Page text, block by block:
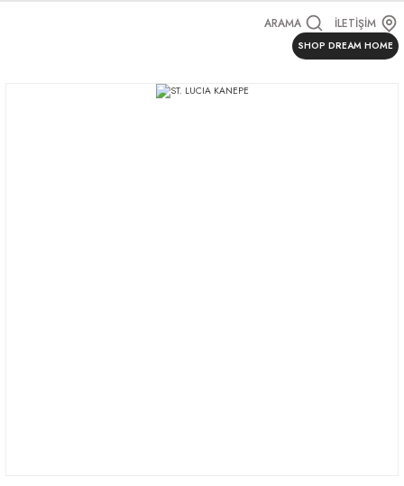
ARAMA İLETİŞİM
SHOP DREAM HOME